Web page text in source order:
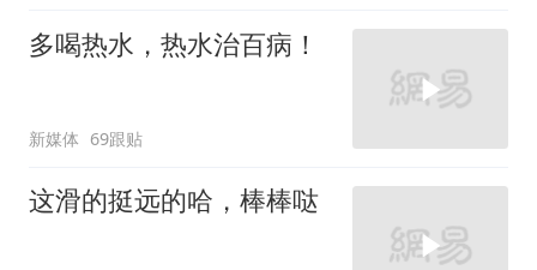
多喝热水，热水治百病！
新媒体 69跟贴
这滑的挺远的哈，棒棒哒